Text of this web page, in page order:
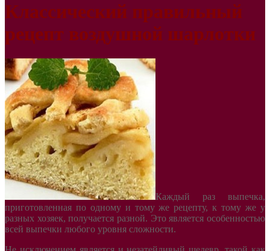
Классический правильный
рецепт воздушной шарлотки
Каждый раз выпечка,
приготовленная по одному и тому же рецепту, к тому же у
разных хозяек, получается разной. Это является особенностью
всей выпечки любого уровня сложности.